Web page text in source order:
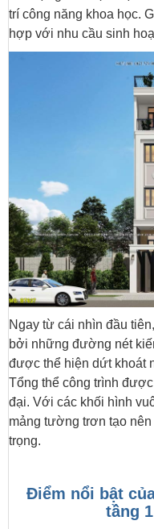
trí công năng khoa học.
hợp với nhu cầu sinh
Ngay từ cái nhìn đầu
bởi những đường nét
được thể hiện dứt khoát
Tổng thể công trình
đại. Với các khối hình
mảng tường trơn tạo
trọng.
Điểm nổi bật
tầng